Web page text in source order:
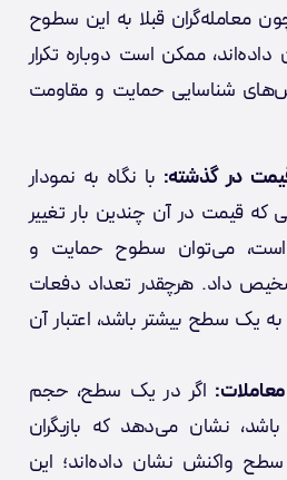
معامله‌گران قبلا به این سطوح
ممکن است دوباره تکرار
شناسایی حمایت و مقاومت
در گذشته: با نگاه به نمودار
که قیمت در آن چندین بار تغییر
می‌توان سطوح حمایت و
داد. هرچقدر تعداد دفعات
یک سطح بیشتر باشد، اعتبار آن
اگر در یک سطح، حجم
باشد، نشان می‌دهد که بازیگران
واکنش نشان داده‌اند؛ این